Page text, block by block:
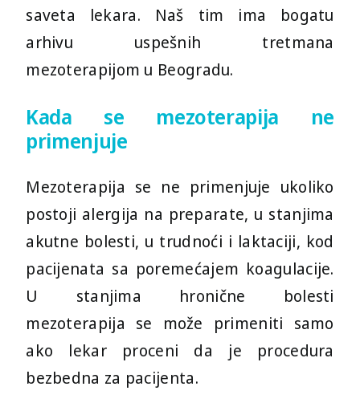
saveta lekara. Naš tim ima bogatu
arhivu uspešnih tretmana
mezoterapijom u Beogradu.
Kada se mezoterapija ne
primenjuje
Mezoterapija se ne primenjuje ukoliko
postoji alergija na preparate, u stanjima
akutne bolesti, u trudnoći i laktaciji, kod
pacijenata sa poremećajem koagulacije.
U stanjima hronične bolesti
mezoterapija se može primeniti samo
ako lekar proceni da je procedura
bezbedna za pacijenta.
Sreda 14:00h 19:00h